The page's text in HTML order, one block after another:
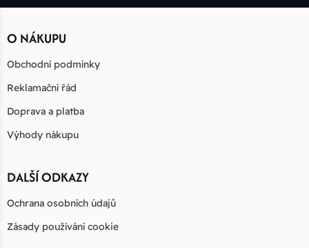
O NÁKUPU
Obchodní podmínky
Reklamační řád
Doprava a platba
Výhody nákupu
DALŠÍ ODKAZY
Ochrana osobních údajů
Zásady používání cookie